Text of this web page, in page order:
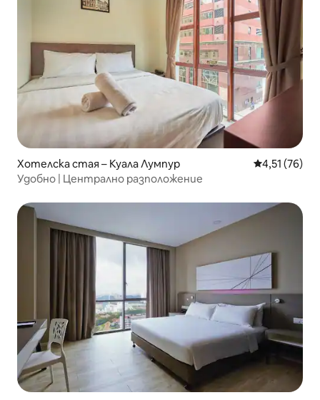
Хотелска стая – Куала Лумпур Средна
4,51 (76)
Удобно | Централно разположение